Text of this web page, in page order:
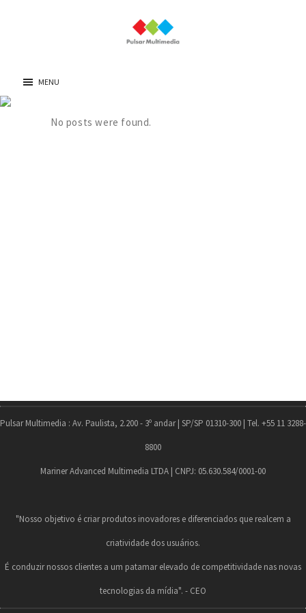
MENU
No posts were found.
Pulsar Multimedia : Av. Paulista, 2.200 - 3º andar | SP/SP 01310-300 | Tel. +55 11 3288-
8800
Mariner Advanced Multimedia LTDA | CNPJ: 05.630.584/0001-00
"Nosso objetivo é criar produtos inovadores e diferenciados que realcem a
criatividade dos usuários.
É conduzir nossos clientes a um patamar elevado de competitividade nas novas
tecnologias da mídia". - CEO